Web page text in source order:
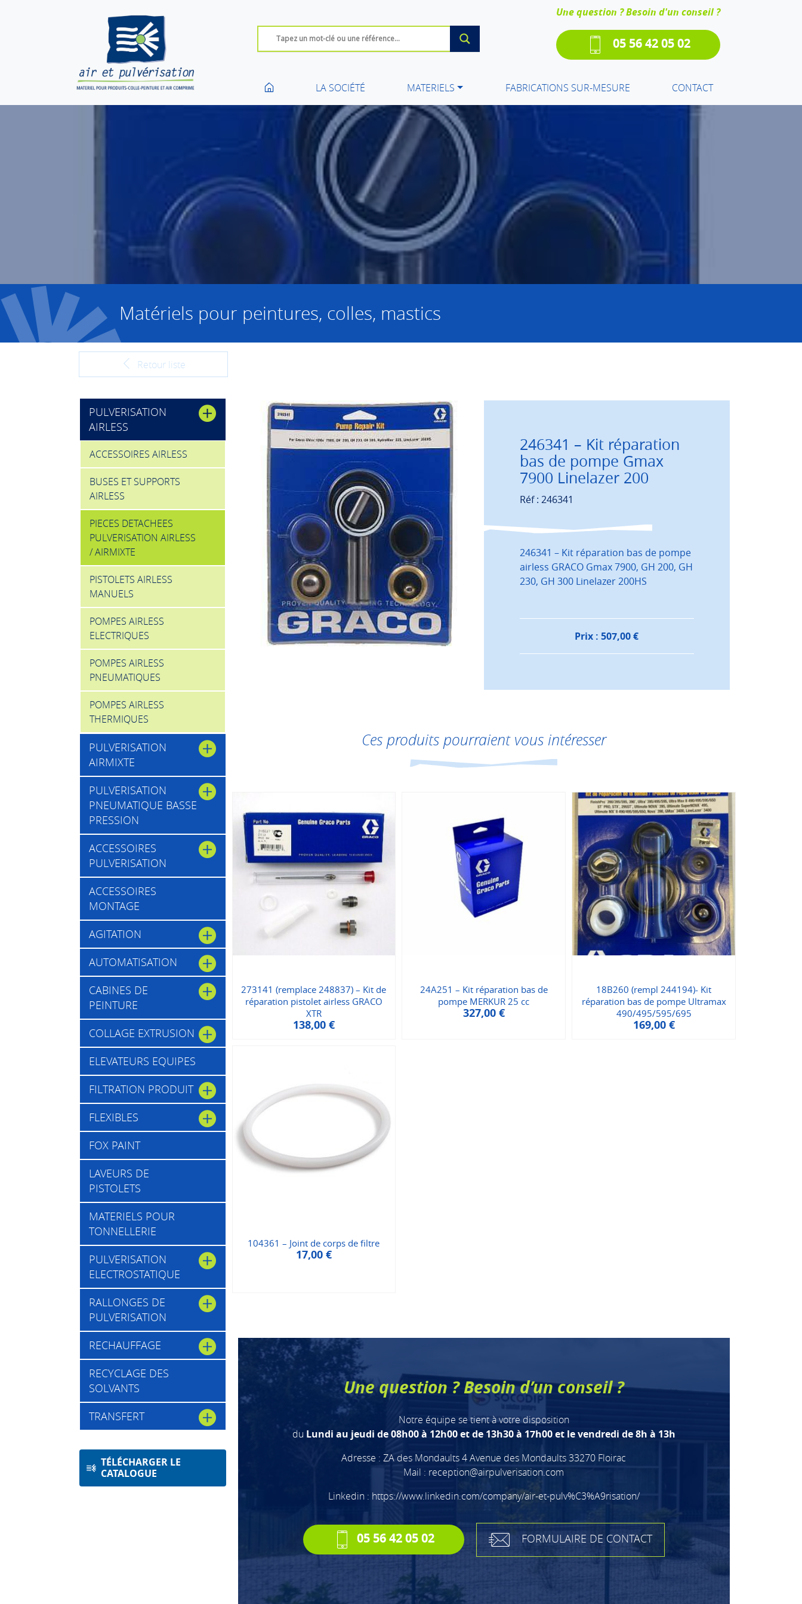
Une question ? Besoin d'un conseil ?
05 56 42 05 02
LA SOCIÉTÉ MATERIELS FABRICATIONS SUR-MESURE CONTACT
Matériels pour peintures, colles, mastics
Retour liste
PULVERISATION
AIRLESS
ACCESSOIRES AIRLESS
BUSES ET SUPPORTS
AIRLESS
PIECES DETACHEES
PULVERISATION AIRLESS
/ AIRMIXTE
PISTOLETS AIRLESS
MANUELS
POMPES AIRLESS
ELECTRIQUES
POMPES AIRLESS
PNEUMATIQUES
POMPES AIRLESS
THERMIQUES
PULVERISATION
AIRMIXTE
PULVERISATION
PNEUMATIQUE BASSE
PRESSION
ACCESSOIRES
PULVERISATION
ACCESSOIRES
MONTAGE
AGITATION
AUTOMATISATION
CABINES DE
PEINTURE
COLLAGE EXTRUSION
ELEVATEURS EQUIPES
FILTRATION PRODUIT
FLEXIBLES
FOX PAINT
LAVEURS DE
PISTOLETS
MATERIELS POUR
TONNELLERIE
PULVERISATION
ELECTROSTATIQUE
RALLONGES DE
PULVERISATION
RECHAUFFAGE
RECYCLAGE DES
SOLVANTS
TRANSFERT
TÉLÉCHARGER LE
CATALOGUE
246341 – Kit réparation
bas de pompe Gmax
7900 Linelazer 200
Réf : 246341
246341 – Kit réparation bas de pompe
airless GRACO Gmax 7900, GH 200, GH
230, GH 300 Linelazer 200HS
Prix :507,00€
Ces produits pourraient vous intéresser
273141 (remplace 248837) – Kit de
réparation pistolet airless GRACO
XTR
138,00 €
24A251 – Kit réparation bas de
pompe MERKUR 25 cc
327,00 €
18B260 (rempl 244194)- Kit
réparation bas de pompe Ultramax
490/495/595/695
169,00 €
104361 – Joint de corps de filtre
17,00 €
Une question ? Besoin d’un conseil ?
Notre équipe se tient à votre disposition
du Lundi au jeudi de 08h00 à 12h00 et de 13h30 à 17h00 et le vendredi de 8h à 13h
Adresse : ZA des Mondaults 4 Avenue des Mondaults 33270 Floirac
Mail : reception@airpulverisation.com
Linkedin : https://www.linkedin.com/company/air-et-pulv%C3%A9risation/
05 56 42 05 02 FORMULAIRE DE CONTACT